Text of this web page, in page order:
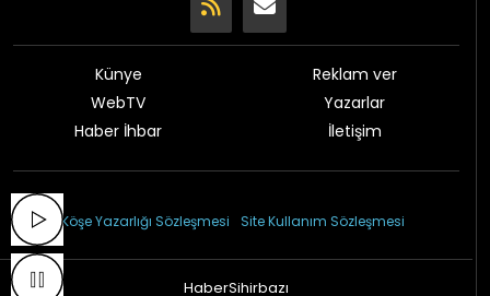
Künye
WebTV
Haber İhbar
Reklam ver
Yazarlar
İletişim
Köşe Yazarlığı Sözleşmesi
Site Kullanım Sözleşmesi
HaberSihirbazı